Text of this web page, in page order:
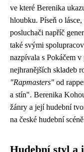
ve které Berenika
hloubku. Píseň o lásce,
posluchači napříč
také svými
nazpívala s Pokáčem
nejhranějších skladeb
"Rapmasters" od
a stín". Berenika
žánry a její hudební
na české hudební
Hudební styl a